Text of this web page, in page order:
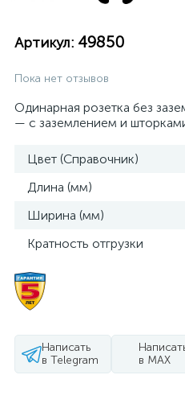
Артикул: 49850
Пока нет отзывов
Одинарная розетка без
— с заземлением и
Цвет (Справочник)
Длина (мм)
Ширина (мм)
Кратность отгрузки
Написать
в Telegram
в MAX